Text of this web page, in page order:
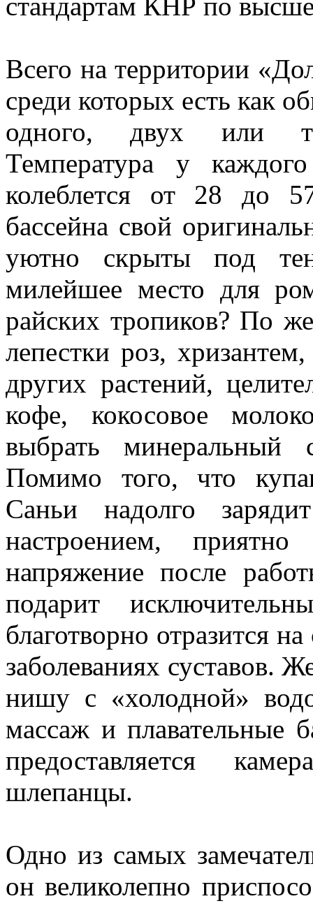
Всего на территории
среди которых есть как
одного, двух или
Температура у
колеблется от 28 до
бассейна свой
уютно скрыты под
милейшее место для
райских тропиков? По
лепестки роз,
других растений,
кофе, кокосовое
выбрать
Помимо того, что
Саньи надолго
настроением,
напряжение после
подарит
благотворно отразится
заболеваниях суставов.
нишу с «холодной»
массаж и плавательные
предоставляется
шлепанцы.
Одно из самых
он великолепно